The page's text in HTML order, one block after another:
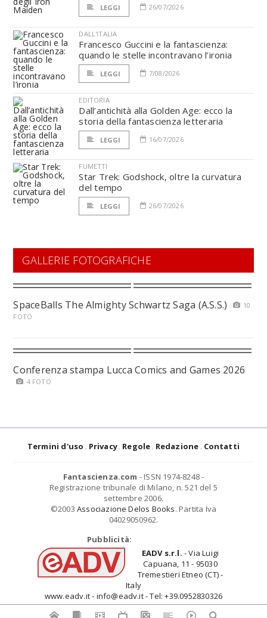
LEGGI 26/07/2026
DALL'ITALIA
Francesco Guccini e la fantascienza:
quando le stelle incontravano l’ironia
LEGGI 7/08/2026
EDITORIA
Dall’antichità alla Golden Age: ecco la
storia della fantascienza letteraria
LEGGI 16/07/2026
FUMETTI
Star Trek: Godshock, oltre la curvatura
del tempo
LEGGI 26/07/2026
GALLERIE FOTOGRAFICHE
SpaceBalls The Almighty Schwartz Saga (A.S.S.)
10
FOTO
Conferenza stampa Lucca Comics and Games 2026
4 FOTO
Termini d'uso Privacy Regole Redazione Contatti
Fantascienza.com - ISSN 1974-8248 -
Registrazione tribunale di Milano, n. 521 del 5
settembre 2006.
©2003 Associazione Delos Books. Partita Iva
04029050962.
Pubblicità:
EADV s.r.l. - Via Luigi
Capuana, 11 - 95030
Tremestieri Etneo (CT) -
Italy
www.eadv.it - info@eadv.it - Tel: +39.0952830326